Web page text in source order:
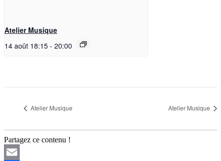
Atelier Musique
14 août 18:15- 20:00
Atelier Musique Atelier Musique
Partagez ce contenu !